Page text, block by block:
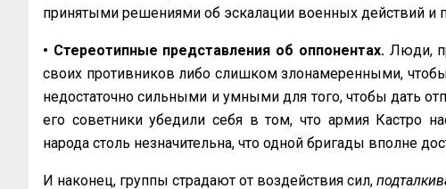
принятыми решениями об эскалации военных действий и
• Стереотипные представления об оппонентах. Люди,
своих противников либо слишком злонамеренными,
недостаточно сильными и умными для того, чтобы дать
его советники убедили себя в том, что армия Кастро
народа столь незначительна, что одной бригады вполне
И наконец, группы страдают от воздействия сил,